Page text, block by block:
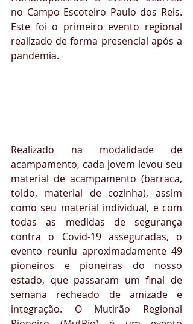
no Campo Escoteiro Paulo dos Reis.
Este foi o primeiro evento regional
realizado de forma presencial após a
pandemia.
Realizado na modalidade de
acampamento, cada jovem levou seu
material de acampamento (barraca,
toldo, material de cozinha), assim
como seu material individual, e com
todas as medidas de segurança
contra o Covid-19 asseguradas, o
evento reuniu aproximadamente 49
pioneiros e pioneiras do nosso
estado, que passaram um final de
semana recheado de amizade e
integração. O Mutirão Regional